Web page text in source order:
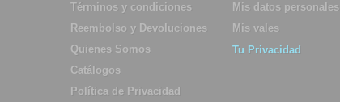
Términos y condiciones
Reembolso y Devoluciones
Quienes Somos
Catálogos
Política de Privacidad
Mis datos personales
Mis vales
Tu Privacidad